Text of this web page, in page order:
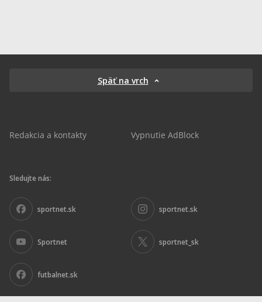
Späť na vrch
Redakcia a kontakty Vypnutie AdBlock
Sledujte nás:
sportnet.sk sportnet.sk
Sportnet sportnet_sk
futbalnet.sk